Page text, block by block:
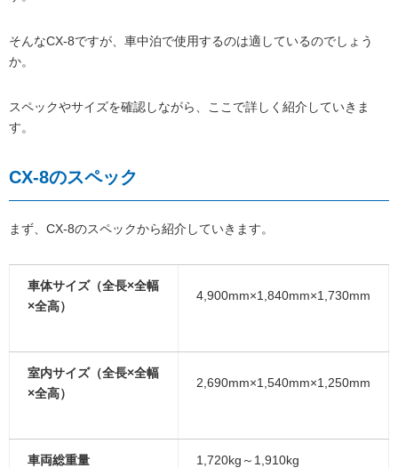
そんなCX-8ですが、車中泊で使用するのは適しているのでしょう
か。
スペックやサイズを確認しながら、ここで詳しく紹介していきま
す。
CX-8のスペック
まず、CX-8のスペックから紹介していきます。
車体サイズ（全長×全幅
×全高）
4,900mm×1,840mm×1,730mm
室内サイズ（全長×全幅
×全高）
2,690mm×1,540mm×1,250mm
車両総重量 1,720kg～1,910kg